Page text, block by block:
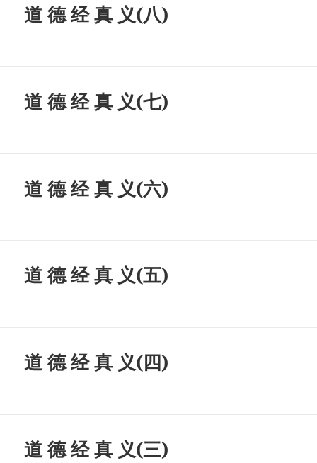
道 德 经 真 义(八)
道 德 经 真 义(七)
道 德 经 真 义(六)
道 德 经 真 义(五)
道 德 经 真 义(四)
道 德 经 真 义(三)